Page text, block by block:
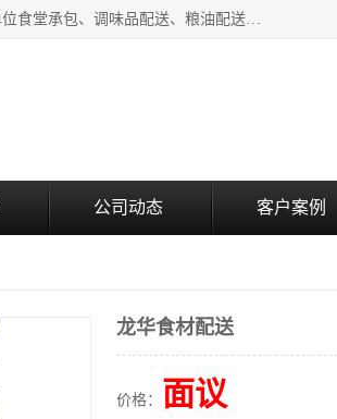
东莞市康隆膳食管理有限公司主要从事：蔬菜配送、食堂承包、企业工厂食堂承包、机关单位食堂承包、调味品配送、粮油配送、干货配送、副食配送、水果配送、海鲜配送等业务，东莞蔬菜配送电话，咨询在线客服。
公司动态 客户案例
龙华食材配送
价格： 面议